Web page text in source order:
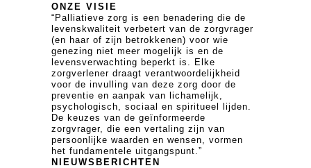
ONZE VISIE
“Palliatieve zorg is een benadering die de
levenskwaliteit verbetert van de zorgvrager
(en haar of zijn betrokkenen) voor wie
genezing niet meer mogelijk is en de
levensverwachting beperkt is. Elke
zorgverlener draagt verantwoordelijkheid
voor de invulling van deze zorg door de
preventie en aanpak van lichamelijk,
psychologisch, sociaal en spiritueel lijden.
De keuzes van de geïnformeerde
zorgvrager, die een vertaling zijn van
persoonlijke waarden en wensen, vormen
het fundamentele uitgangspunt.”
NIEUWSBERICHTEN